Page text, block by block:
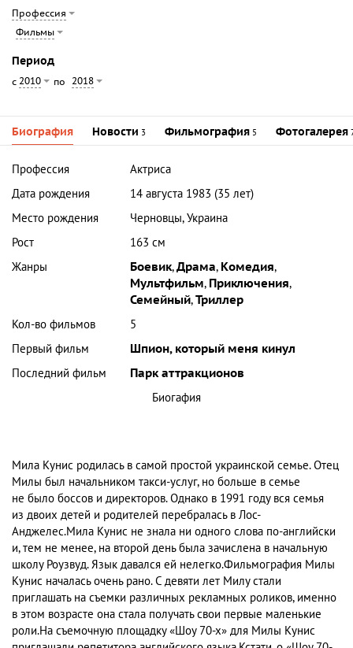
Профессия
Фильмы
Период
с 2010 по 2018
Биография Новости 3 Фильмография 5 Фотогалерея
Профессия
Актриса
Дата рождения
14 августа 1983 (35 лет)
Место рождения
Черновцы, Украина
Рост
163 см
Жанры
Боевик,Драма, Комедия,
Мультфильм, Приключения,
Семейный,Триллер
Кол-во фильмов
5
Первый фильм
Шпион, который меня кинул
Последний фильм
Парк аттракционов
Биогафия
Мила Кунис родилась в самой простой украинской семье. Отец
Милы был начальником такси-услуг, но больше в семье
не было боссов и директоров. Однако в 1991 году вся семья
из двоих детей и родителей перебралась в Лос-
Анджелес.Мила Кунис не знала ни одного слова по‑английски
и, тем не менее, на второй день была зачислена в начальную
школу Роузвуд. Язык давался ей нелегко.Фильмография Милы
Кунис началась очень рано. С девяти лет Милу стали
приглашать на съемки различных рекламных роликов, именно
в этом возрасте она стала получать свои первые маленькие
роли.На съемочную площадку «Шоу 70-х» для Милы Кунис